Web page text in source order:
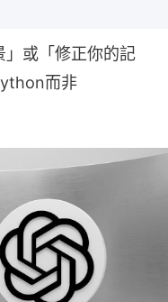
」或「修正你的記
而非